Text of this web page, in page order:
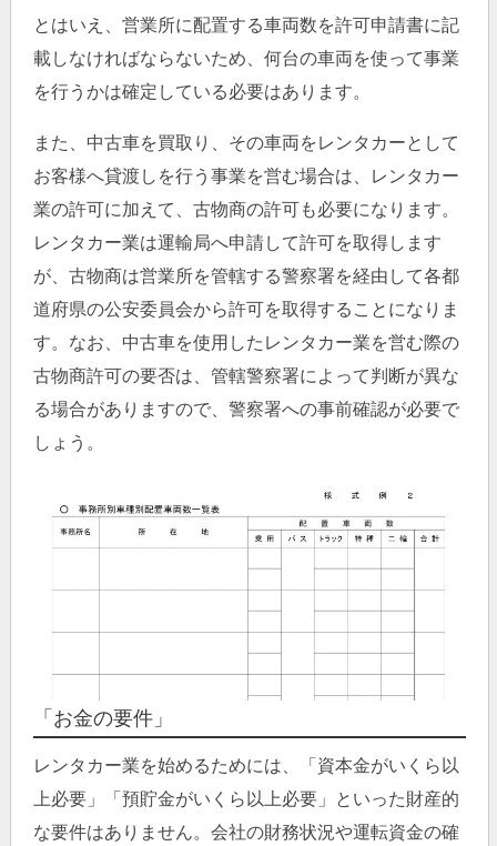
とはいえ、営業所に配置する車両数を許可申請書に記
載しなければならないため、何台の車両を使って事業
を行うかは確定している必要はあります。
また、中古車を買取り、その車両をレンタカーとして
お客様へ貸渡しを行う事業を営む場合は、レンタカー
業の許可に加えて、古物商の許可も必要になります。
レンタカー業は運輸局へ申請して許可を取得します
が、古物商は営業所を管轄する警察署を経由して各都
道府県の公安委員会から許可を取得することになりま
す。なお、中古車を使用したレンタカー業を営む際の
古物商許可の要否は、管轄警察署によって判断が異な
る場合がありますので、警察署への事前確認が必要で
しょう。
「お金の要件」
レンタカー業を始めるためには、「資本金がいくら以
上必要」「預貯金がいくら以上必要」といった財産的
な要件はありません。会社の財務状況や運転資金の確